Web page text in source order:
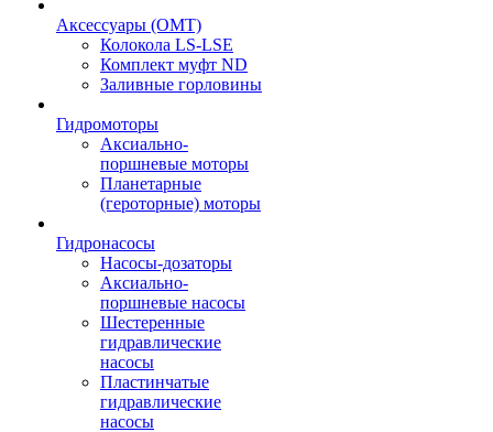
Аксессуары (OMT)
Колокола LS-LSE
Комплект муфт ND
Заливные горловины
Гидромоторы
Аксиально-
поршневые моторы
Планетарные
(героторные) моторы
Гидронасосы
Насосы-дозаторы
Аксиально-
поршневые насосы
Шестеренные
гидравлические
насосы
Пластинчатые
гидравлические
насосы